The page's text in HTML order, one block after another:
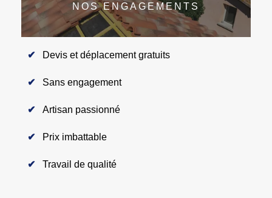
NOS ENGAGEMENTS
Devis et déplacement gratuits
Sans engagement
Artisan passionné
Prix imbattable
Travail de qualité